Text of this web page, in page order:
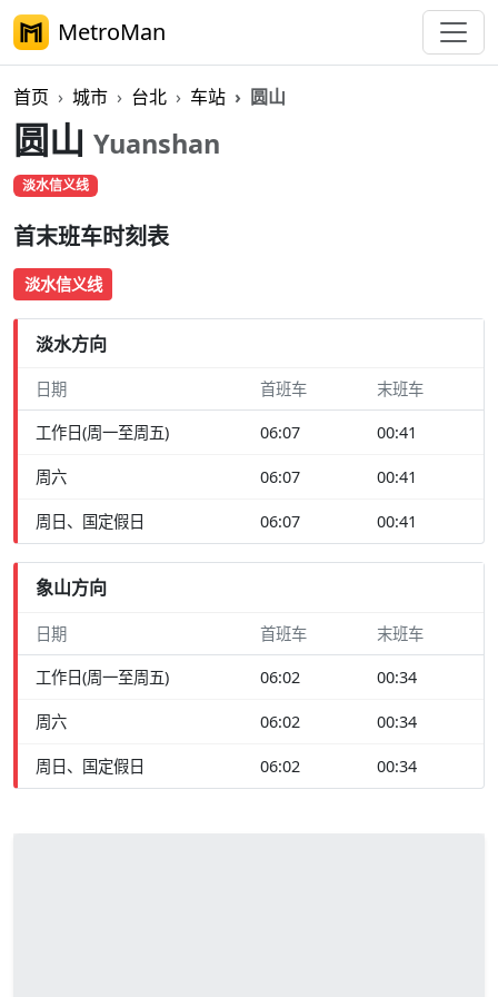
MetroMan
首页 城市 台北 车站 圆山
圆山 Yuanshan
淡水信义线
首末班车时刻表
淡水信义线
淡水方向
日期 首班车 末班车
工作日(周一至周五) 06:07 00:41
周六 06:07 00:41
周日、国定假日 06:07 00:41
象山方向
日期 首班车 末班车
工作日(周一至周五) 06:02 00:34
周六 06:02 00:34
周日、国定假日 06:02 00:34